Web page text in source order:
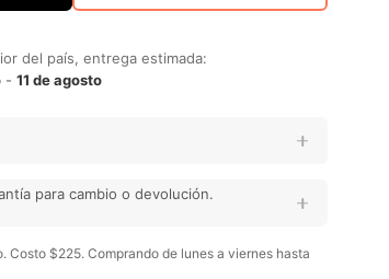
del país, entrega estimada:
- 11 de agosto
para cambio o devolución.
Costo $225. Comprando de lunes a viernes hasta